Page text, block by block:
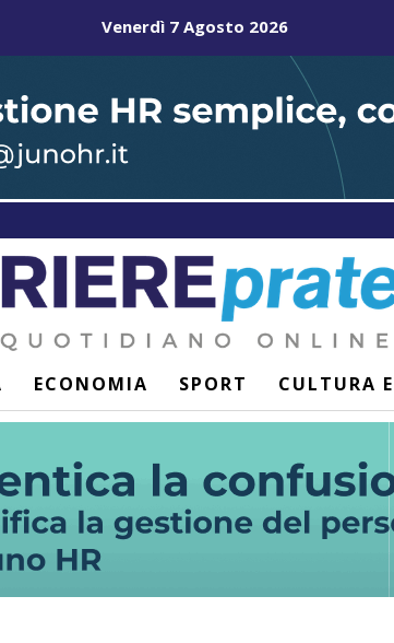
Venerdì 7 Agosto 2026
ECONOMIA SPORT CULTURA